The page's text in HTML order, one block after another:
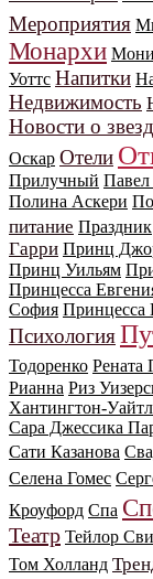
Мероприятия
Монархи
Уоттс Напитки
Недвижимость
Новости о
Оскар Отели
Прилучный Павел
Полина Аскери
питание Праздник
Гарри Принц
Принц Уильям
Принцесса
София Принцесса
Психология
Тодоренко Рената
Рианна Риз
Хантингтон-
Сара Джессика
Сати Казанова
Селена Гомес
Кроуфорд Спа
Театр Тейлор
Том Холланд